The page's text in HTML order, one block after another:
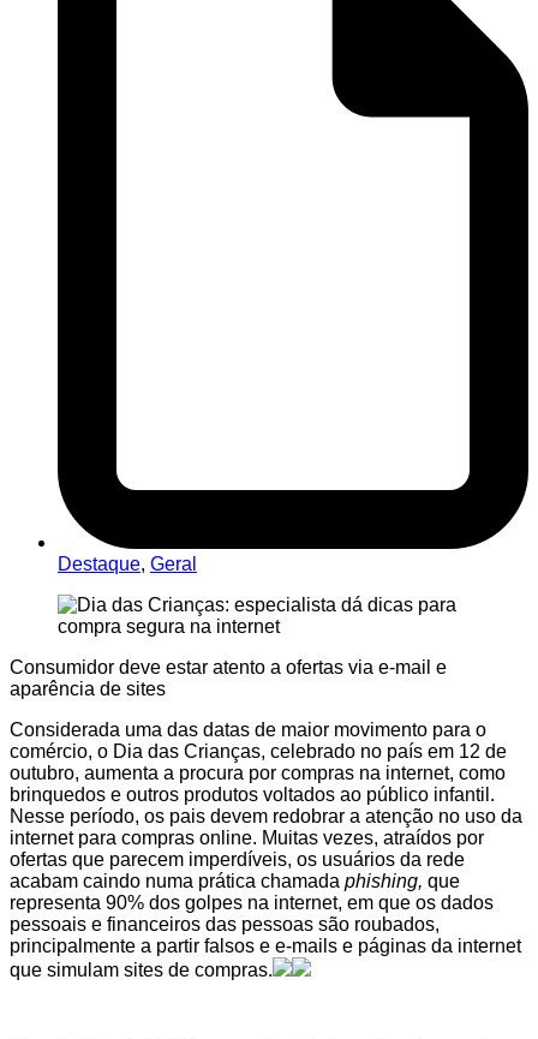
Destaque, Geral
Consumidor deve estar atento a ofertas via e-mail e
aparência de sites
Considerada uma das datas de maior movimento para o
comércio, o Dia das Crianças, celebrado no país em 12 de
outubro, aumenta a procura por compras na internet, como
brinquedos e outros produtos voltados ao público infantil.
Nesse período, os pais devem redobrar a atenção no uso da
internet para compras online. Muitas vezes, atraídos por
ofertas que parecem imperdíveis, os usuários da rede
acabam caindo numa prática chamada phishing, que
representa 90% dos golpes na internet, em que os dados
pessoais e financeiros das pessoas são roubados,
principalmente a partir falsos e e-mails e páginas da internet
que simulam sites de compras.